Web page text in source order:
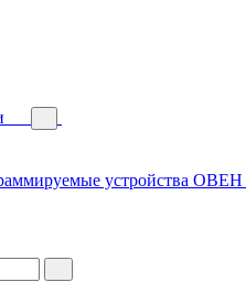
устройства ОВЕН